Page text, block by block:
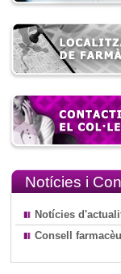
Notícies i
Notícies
Consell